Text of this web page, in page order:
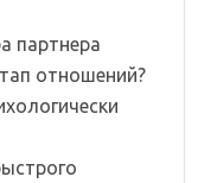
партнера
отношений?